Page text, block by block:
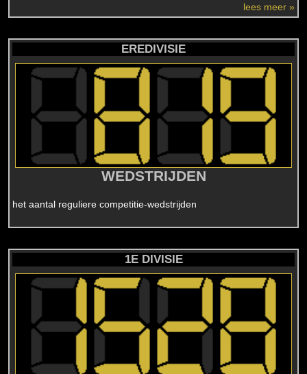
lees meer »
EREDIVISIE
WEDSTRIJDEN
het aantal reguliere competitie-wedstrijden
1E DIVISIE